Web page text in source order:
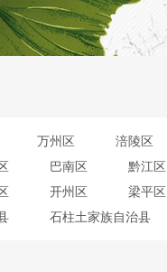
万州区 涪陵区
巴南区 黔江区
开州区 梁平区
石柱土家族自治县